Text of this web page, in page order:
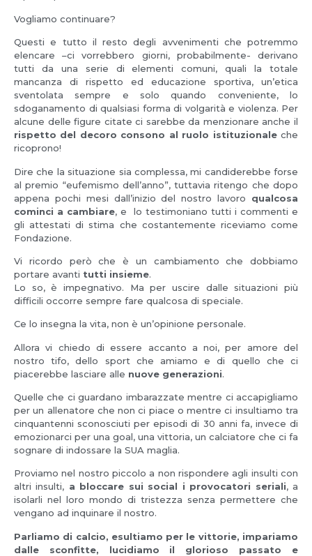
Vogliamo continuare?
Questi e tutto il resto degli avvenimenti che potremmo
elencare –ci vorrebbero giorni, probabilmente- derivano
tutti da una serie di elementi comuni, quali la totale
mancanza di rispetto ed educazione sportiva, un’etica
sventolata sempre e solo quando conveniente, lo
sdoganamento di qualsiasi forma di volgarità e violenza. Per
alcune delle figure citate ci sarebbe da menzionare anche il
rispetto del decoro consono al ruolo istituzionaleche
ricoprono!
Dire che la situazione sia complessa, mi candiderebbe forse
al premio “eufemismo dell’anno”, tuttavia ritengo che dopo
appena pochi mesi dall’inizio del nostro lavoro qualcosa
cominci a cambiare, e lo testimoniano tutti i commenti e
gli attestati di stima che costantemente riceviamo come
Fondazione.
Vi ricordo però che è un cambiamento che dobbiamo
portare avanti tutti insieme.
Lo so, è impegnativo. Ma per uscire dalle situazioni più
difficili occorre sempre fare qualcosa di speciale.
Ce lo insegna la vita, non è un’opinione personale.
Allora vi chiedo di essere accanto a noi, per amore del
nostro tifo, dello sport che amiamo e di quello che ci
piacerebbe lasciare alle nuove generazioni.
Quelle che ci guardano imbarazzate mentre ci accapigliamo
per un allenatore che non ci piace o mentre ci insultiamo tra
cinquantenni sconosciuti per episodi di 30 anni fa, invece di
emozionarci per una goal, una vittoria, un calciatore che ci fa
sognare di indossare la SUA maglia.
Proviamo nel nostro piccolo a non rispondere agli insulti con
altri insulti, a bloccare sui social i provocatori seriali, a
isolarli nel loro mondo di tristezza senza permettere che
vengano ad inquinare il nostro.
Parliamo di calcio, esultiamo per le vittorie, impariamo
dalle sconfitte, lucidiamo il glorioso passato e